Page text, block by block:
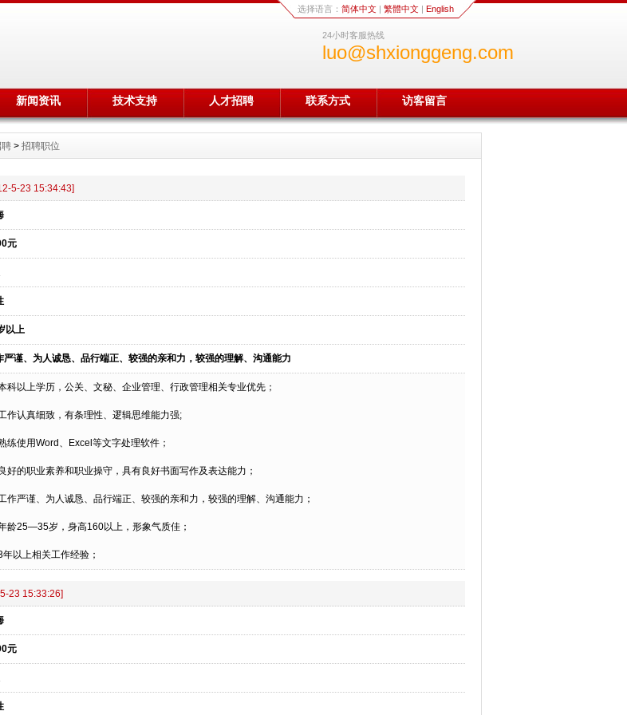
选择语言： 简体中文| 繁體中文| English
24小时客服热线
luo@shxionggeng.com
新闻资讯 技术支持 人才招聘 联系方式 访客留言
聘 > 招聘职位
5-23 15:34:43]
元
以上
严谨、为人诚恳、品行端正、较强的亲和力，较强的理解、沟通能力
科以上学历，公关、文秘、企业管理、行政管理相关专业优先；
作认真细致，有条理性、逻辑思维能力强;
练使用Word、Excel等文字处理软件；
好的职业素养和职业操守，具有良好书面写作及表达能力；
作严谨、为人诚恳、品行端正、较强的亲和力，较强的理解、沟通能力；
龄25—35岁，身高160以上，形象气质佳；
年以上相关工作经验；
23 15:33:26]
元